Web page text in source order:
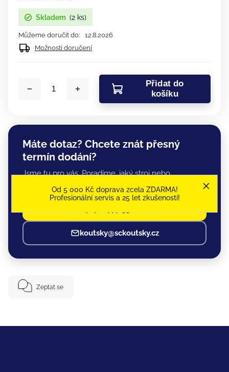
Od 5 000 Kč doprava zcela ZDARMA!
Profesionální servis a 25 let zkušeností!
Skladem (2 ks)
Můžeme doručit do:
12.8.2026
Možnosti doručení
Přidat do
košíku
Máte dotaz? Chcete znát přesný
termín dodání?
Jsme tu pro vás. Poradíme, jaký stroj nebo
koutsky@sckoutsky.cz
Zeptat se